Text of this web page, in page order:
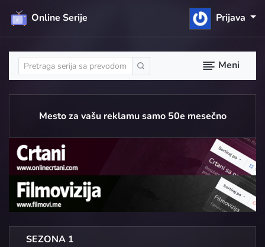
Online Serije Prijava
Meni
Mesto za vašu reklamu samo 50e mesečno
SEZONA 1